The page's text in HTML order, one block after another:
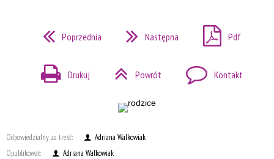
Poprzednia Następna Pdf
Drukuj Powrót Kontakt
Odpowiedzialny za treść:
Adriana Walkowiak
Opublikował:
Adriana Walkowiak